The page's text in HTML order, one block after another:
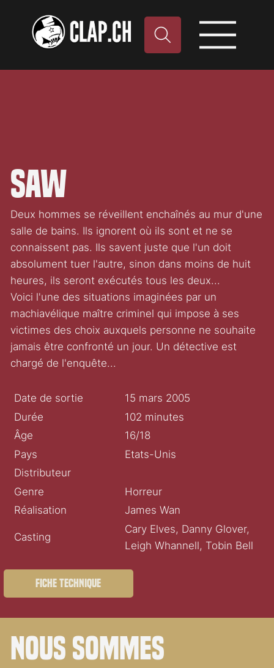
Saw
Deux hommes se réveillent enchaînés au mur d'une
salle de bains. Ils ignorent où ils sont et ne se
connaissent pas. Ils savent juste que l'un doit
absolument tuer l'autre, sinon dans moins de huit
heures, ils seront exécutés tous les deux...
Voici l'une des situations imaginées par un
machiavélique maître criminel qui impose à ses
victimes des choix auxquels personne ne souhaite
jamais être confronté un jour. Un détective est
chargé de l'enquête...
Date de sortie
15 mars 2005
Durée
102 minutes
Âge
16/18
Pays
Etats-Unis
Distributeur
Genre
Horreur
Réalisation
James Wan
Casting
Cary Elves, Danny Glover,
Leigh Whannell, Tobin Bell
Fiche technique
Nous sommes